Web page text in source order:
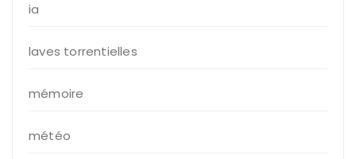
ia
laves torrentielles
mémoire
météo